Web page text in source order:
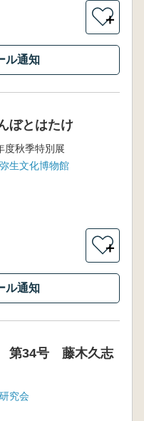
＋
ル通知
ぼとはたけ
度秋季特別展
生文化博物館
＋
ル通知
第34号 藤木久志
究会